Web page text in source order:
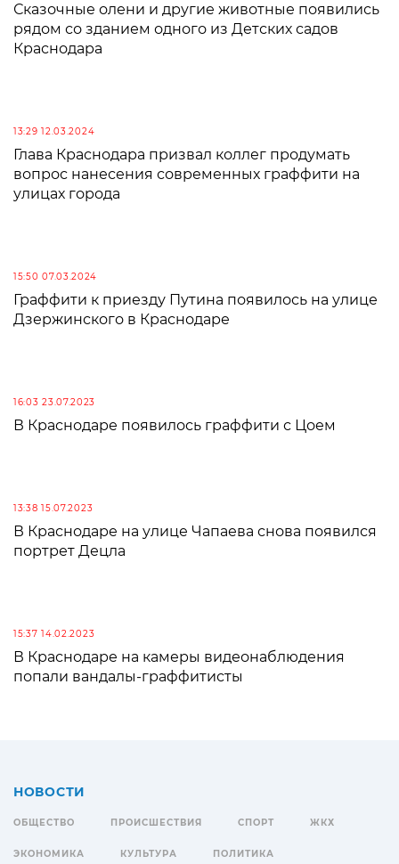
Сказочные олени и другие животные появились
рядом со зданием одного из Детских садов
Краснодара
13:29 12.03.2024
Глава Краснодара призвал коллег продумать
вопрос нанесения современных граффити на
улицах города
15:50 07.03.2024
Граффити к приезду Путина появилось на улице
Дзержинского в Краснодаре
16:03 23.07.2023
В Краснодаре появилось граффити с Цоем
13:38 15.07.2023
В Краснодаре на улице Чапаева снова появился
портрет Децла
15:37 14.02.2023
В Краснодаре на камеры видеонаблюдения
попали вандалы-граффитисты
НОВОСТИ
ОБЩЕСТВО ПРОИСШЕСТВИЯ СПОРТ ЖКХ
ЭКОНОМИКА КУЛЬТУРА ПОЛИТИКА